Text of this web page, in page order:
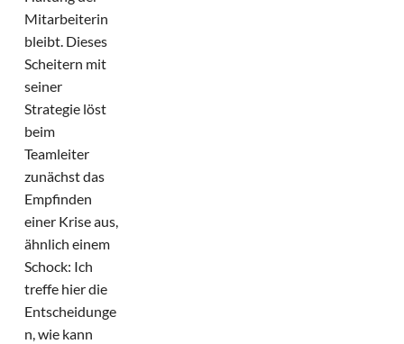
Mitarbeiterin
bleibt. Dieses
Scheitern mit
seiner
Strategie löst
beim
Teamleiter
zunächst das
Empfinden
einer Krise aus,
ähnlich einem
Schock: Ich
treffe hier die
Entscheidunge
n, wie kann